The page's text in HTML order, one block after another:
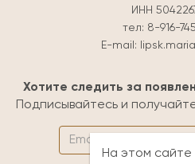
ИНН
тел: 8-916-
E-mail:
Хотите следить за
Подписывайтесь и
На этом сайте